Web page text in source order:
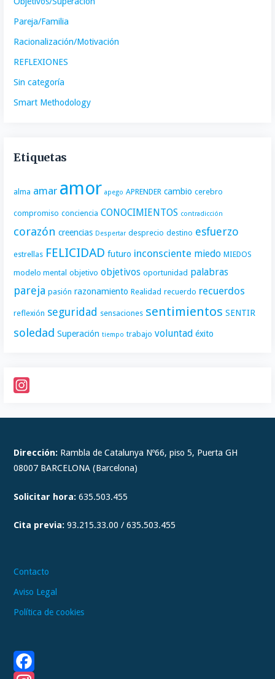
Pareja/Familia
Racionalización/Motivación
REFLEXIONES
Sin categoría
Smart Methodology
Etiquetas
alma amar amor apego APRENDER cambio cerebro
compromiso conciencia CONOCIMIENTOS contradicción
corazón creencias Despertar desprecio destino esfuerzo
estrellas FELICIDAD futuro inconsciente miedo MIEDOS
modelo mental objetivo objetivos oportunidad palabras
pareja pasión razonamiento Realidad recuerdo recuerdos
reflexión seguridad sensaciones sentimientos SENTIR
soledad Superación tiempo trabajo voluntad éxito
n
t
a
r
m
Dirección: Rambla de Catalunya Nº66, piso 5, Puerta GH
08007 BARCELONA (Barcelona)
Solicitar hora: 635.503.455
Cita previa: 93.215.33.00 / 635.503.455
Contacto
Aviso Legal
Política de cookies